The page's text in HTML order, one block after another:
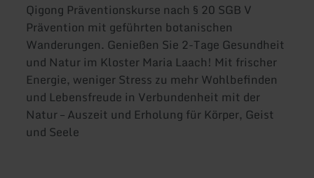
Qigong Präventionskurse nach § 20 SGB V
Prävention mit geführten botanischen
Wanderungen. Genießen Sie 2-Tage Gesundheit
und Natur im Kloster Maria Laach! Mit frischer
Energie, weniger Stress zu mehr Wohlbefinden
und Lebensfreude in Verbundenheit mit der
Natur – Auszeit und Erholung für Körper, Geist
und Seele